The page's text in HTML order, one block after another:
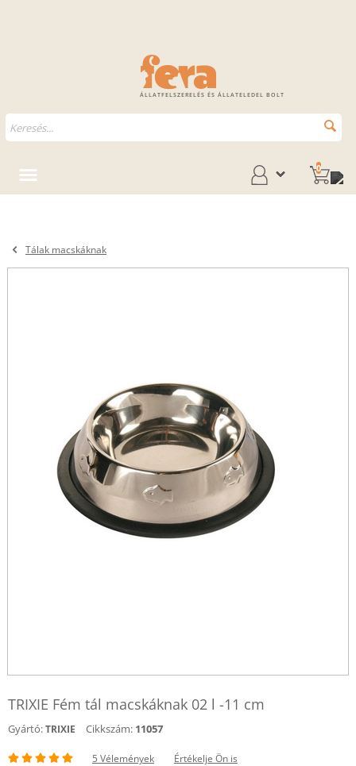
ÁLLATFELSZERELÉS ÉS ÁLLATELEDEL BOLT
0
Tálak macskáknak
TRIXIE Fém tál macskáknak 02 l -11 cm
Gyártó:TRIXIE Cikkszám: 11057
5 Vélemények Értékelje Ön is